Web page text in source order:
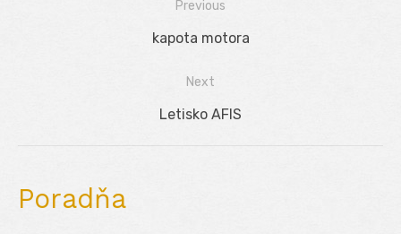
Previous
Previous
kapota motora
Next
Next
Letisko AFIS
Poradňa